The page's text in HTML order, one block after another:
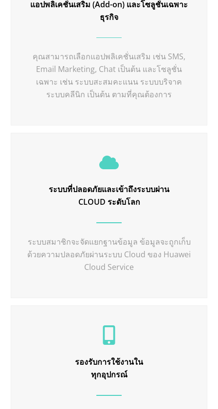
แอปพลิเคชั่นเสริม (Add-on) และโซลูชั่นเฉพาะ
ธุรกิจ
คุณสามารถเลือกแอปพลิเคชั่นเสริม เช่น SMS,
Email Marketing, Chat เป็นต้น และโซลูชั่น
เฉพาะ เช่น ระบบสะสมคะแนน ระบบบริจาค
ระบบคลีนิก เป็นต้น ตามที่คุณต้องการ
ระบบที่ปลอดภัยและเข้าถึงระบบผ่าน
CLOUD ระดับโลก
ระบบสมาชิกจะจัดแยกฐานข้อมูล ข้อมูลจะถูกเก็บ
ด้วยความปลอดภัยผ่านระบบ Cloud ของ Huawei
Cloud Service
รองรับการใช้งานใน
ทุกอุปกรณ์